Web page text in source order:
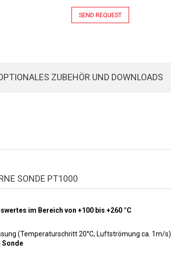
SEND REQUEST
ZUBEHÖR UND DOWNLOADS
SONDE PT1000
Messwertes im Bereich von +100 bis +260 °C
(Temperaturschritt 20°C, Luftströmung ca. 1m/s)
Sonde